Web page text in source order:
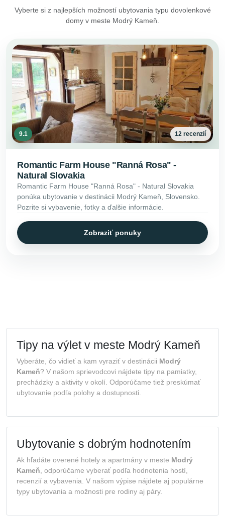
Vyberte si z najlepších možností ubytovania typu dovolenkové
domy v meste Modrý Kameň.
9.1 12 recenzií
Romantic Farm House "Ranná Rosa" -
Natural Slovakia
Romantic Farm House "Ranná Rosa" - Natural Slovakia
ponúka ubytovanie v destinácii Modrý Kameň, Slovensko.
Pozrite si vybavenie, fotky a ďalšie informácie.
Zobraziť ponuky
Tipy na výlet v meste Modrý Kameň
Vyberáte, čo vidieť a kam vyraziť v destinácii Modrý
Kameň? V našom sprievodcovi nájdete tipy na pamiatky,
prechádzky a aktivity v okolí. Odporúčame tiež preskúmať
ubytovanie podľa polohy a dostupnosti.
Ubytovanie s dobrým hodnotením
Ak hľadáte overené hotely a apartmány v meste Modrý
Kameň, odporúčame vyberať podľa hodnotenia hostí,
recenzií a vybavenia. V našom výpise nájdete aj populárne
typy ubytovania a možnosti pre rodiny aj páry.